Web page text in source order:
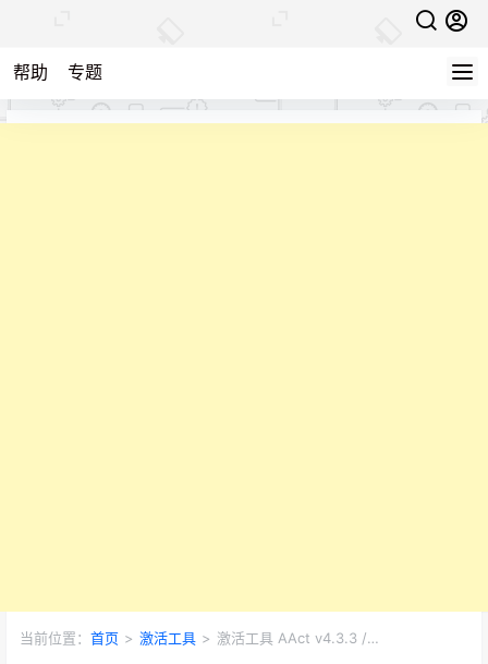
帮助 专题
当前位置： 首页 > 激活工具 > 激活工具 AAct v4.3.3 /